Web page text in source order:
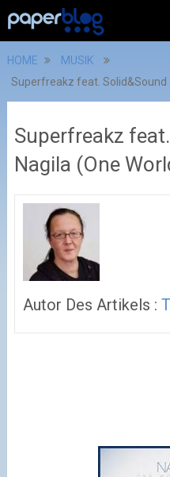
HOME
MUSIK
Superfreakz feat. Solid&Sound
Superfreakz
Nagila (One
Autor Des Artikels :